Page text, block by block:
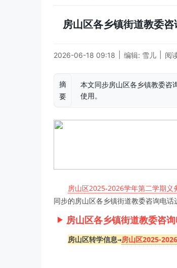
房山区各乡镇街道教委咨
2026-06-18 09:18 编辑: 雪儿 阅
摘
要
本文同步房山区各乡镇教委
使用。
房山区2025-2026学年第二学期义
同步的房山区各乡镇街道教委咨询电话
房山区各乡镇街道教委咨
房山区转学信息→房山区2025-